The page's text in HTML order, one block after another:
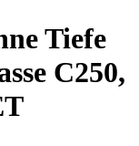
Tiefe
C250,